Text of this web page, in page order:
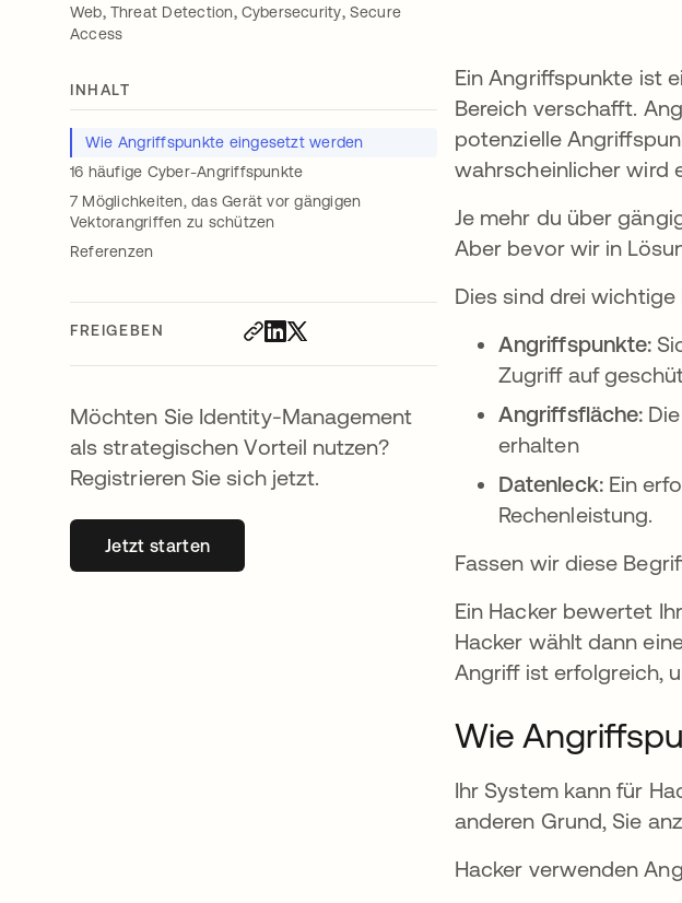
Web, Threat Detection, Cybersecurity, Secure
Access
INHALT
Wie Angriffspunkte eingesetzt werden
16 häufige Cyber-Angriffspunkte
7 Möglichkeiten, das Gerät vor gängigen
Vektorangriffen zu schützen
Referenzen
FREIGEBEN
Möchten Sie Identity-Management
als strategischen Vorteil nutzen?
Registrieren Sie sich jetzt.
Jetzt startenwird in einer neuen Registerkarte geöffnet
Ein Angriffspunkte ist
Bereich verschafft.
potenzielle
wahrscheinlicher wird
Je mehr du über
Aber bevor wir in
Dies sind drei
Angriffspunkte:
Zugriff auf
Angriffsfläche:
erhalten
Datenleck: Ein
Rechenleistung.
Fassen wir diese
Ein Hacker bewertet
Hacker wählt dann
Angriff ist erfolgreich,
Wie
Ihr System kann für
anderen Grund, Sie
Hacker verwenden